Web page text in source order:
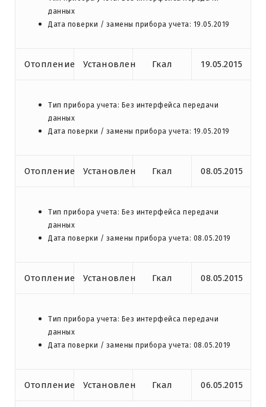
данных
Дата поверки / замены прибора учета: 19.05.2019
Отопление Установлен Гкал 19.05.2015
Тип прибора учета: Без интерфейса передачи
данных
Дата поверки / замены прибора учета: 19.05.2019
Отопление Установлен Гкал 08.05.2015
Тип прибора учета: Без интерфейса передачи
данных
Дата поверки / замены прибора учета: 08.05.2019
Отопление Установлен Гкал 08.05.2015
Тип прибора учета: Без интерфейса передачи
данных
Дата поверки / замены прибора учета: 08.05.2019
Отопление Установлен Гкал 06.05.2015